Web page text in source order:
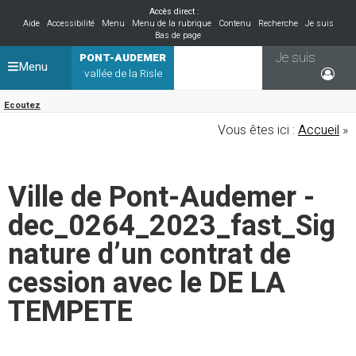
Accès direct :
Aide
Accessibilité Menu Menu de la rubrique Contenu Recherche
Je suis
Bas de page
PONT-AUDEMER
vallée de la Risle
Ecoutez
Je suis
Menu
Vous êtes ici : Accueil »
Ville de Pont-Audemer -
dec_0264_2023_fast_Sig
nature d’un contrat de
cession avec le DE LA
TEMPETE